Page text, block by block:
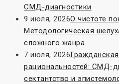
СМД-диагностики
9 июля, 2026О чистоте
Методологическая
сложного жанра.
7 июля, 2026
рациональностей: СМД-
сектантство и